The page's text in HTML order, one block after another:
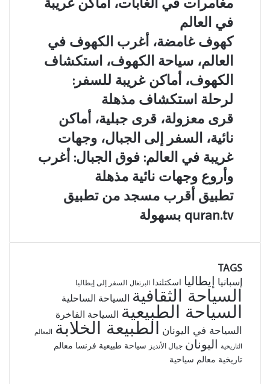
غامضة:
أجمل
بحيرات
ملونة
بألوان
لا
تصدق
في
الأمازون،
السفر
إلى
الأمازون،
مغامرات
في
الغابات،
غريبة
في
في العالم
كهوف
غامضة،
أغرب
الكهوف
في
العالم،
سياحة
الكهوف،
استكشاف
الكهوف،
أماكن
غريبة
للسفر:
لرحلة
استكشاف
كهوف غامضة، أغرب الكهوف في
العالم، سياحة الكهوف، استكشاف
الكهوف، أماكن غريبة للسفر:
لرحلة استكشاف مذهلة
قرى
معزولة،
قرى
جبلية،
أماكن
نائية،
السفر
إلى
الجبال،
غريبة
العالم:
فوق
الجبال:
أغرب
وأروع
وجهات
قرى معزولة، قرى جبلية، أماكن
نائية، السفر إلى الجبال، وجهات
غريبة في العالم: فوق الجبال: أغرب
وأروع وجهات نائية مذهلة
تطبيق
أقرب
مسجد
تطبيق
بسهولة
تطبيق أقرب مسجد من تطبيق
quran.tv بسهولة
TAGS
إسبانيا إيطاليا اسكتلندا البرتغال السفر إلى إيطاليا
السياحة الثقافية السياحة الساحلية
السياحة الطبيعية السياحة الفاخرة
السياحة في اليونان الطبيعة الخلابة المعالم
التاريخية اليونان جبال الأنديز سياحة طبيعية فرنسا معالم
تاريخية معالم سياحية